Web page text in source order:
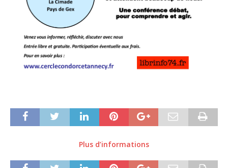
Plus d’informations